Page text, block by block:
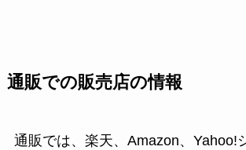
通販での販売店の情報
通販では、楽天、Amazon、Yahoo!